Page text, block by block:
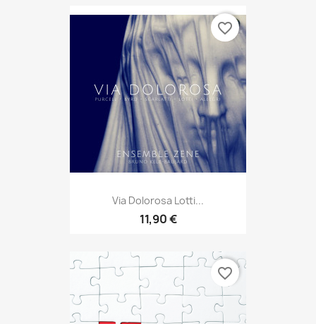
Via Dolorosa Lotti...
11,90 €
favorite_border
favorite_border